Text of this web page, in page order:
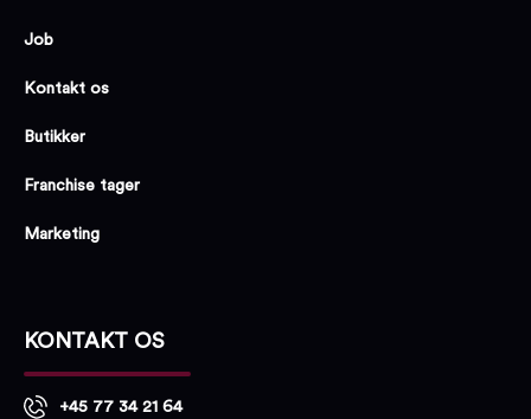
Job
Kontakt os
Butikker
Franchise tager
Marketing
KONTAKT OS
+45 77 34 21 64